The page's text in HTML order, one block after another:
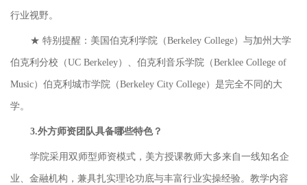
行业视野。
★ 特别提醒：美国伯克利学院（Berkeley College）与加州大学
伯克利分校（UC Berkeley）、伯克利音乐学院（Berklee College of
Music）伯克利城市学院（Berkeley City College）是完全不同的大
学。
3.外方师资团队具备哪些特色？
学院采用双师型师资模式，美方授课教师大多来自一线知名企
业、金融机构，兼具扎实理论功底与丰富行业实操经验。教学内容